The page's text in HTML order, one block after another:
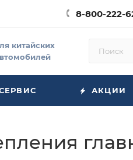
8-800-222-
китайских
АКЦИИ